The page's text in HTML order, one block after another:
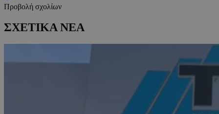
Προβολή σχολίων
ΣΧΕΤΙΚΑ ΝΕΑ